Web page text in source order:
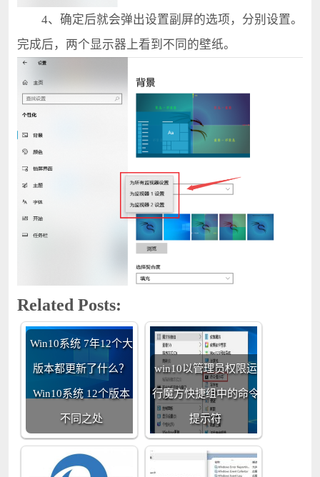
4、确定后就会弹出设置副屏的选项，分别设置。
完成后，两个显示器上看到不同的壁纸。
Related Posts:
Win10系统 7年12个大
版本都更新了什么？
Win10系统 12个版本
不同之处
win10以管理员权限运
行魔方快捷组中的命令
提示符